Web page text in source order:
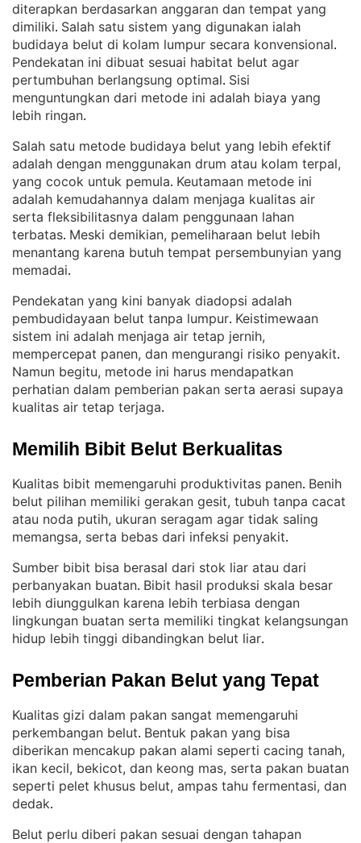
diterapkan berdasarkan anggaran dan tempat yang
dimiliki. Salah satu sistem yang digunakan ialah
budidaya belut di kolam lumpur secara konvensional
Pendekatan ini dibuat sesuai habitat belut agar
pertumbuhan berlangsung optimal. Sisi
menguntungkan dari metode ini adalah biaya yang
lebih ringan.
Salah satu metode budidaya belut yang lebih efektif
adalah dengan menggunakan drum atau kolam terpal,
yang cocok untuk pemula. Keutamaan metode ini
adalah kemudahannya dalam menjaga kualitas air
serta fleksibilitasnya dalam penggunaan lahan
terbatas. Meski demikian, pemeliharaan belut lebih
menantang karena butuh tempat persembunyian yang
memadai.
Pendekatan yang kini banyak diadopsi adalah
pembudidayaan belut tanpa lumpur. Keistimewaan
sistem ini adalah menjaga air tetap jernih,
mempercepat panen, dan mengurangi risiko penyakit
Namun begitu, metode ini harus mendapatkan
perhatian dalam pemberian pakan serta aerasi supaya
kualitas air tetap terjaga.
Memilih Bibit Belut Berkualitas
Kualitas bibit memengaruhi produktivitas panen. Benih
belut pilihan memiliki gerakan gesit, tubuh tanpa cacat
atau noda putih, ukuran seragam agar tidak saling
memangsa, serta bebas dari infeksi penyakit.
Sumber bibit bisa berasal dari stok liar atau dari
perbanyakan buatan. Bibit hasil produksi skala besar
lebih diunggulkan karena lebih terbiasa dengan
lingkungan buatan serta memiliki tingkat kelangsungan
hidup lebih tinggi dibandingkan belut liar.
Pemberian Pakan Belut yang Tepat
Kualitas gizi dalam pakan sangat memengaruhi
perkembangan belut. Bentuk pakan yang bisa
diberikan mencakup pakan alami seperti cacing tanah,
ikan kecil, bekicot, dan keong mas, serta pakan buatan
seperti pelet khusus belut, ampas tahu fermentasi, dan
dedak.
Belut perlu diberi pakan sesuai dengan tahapan